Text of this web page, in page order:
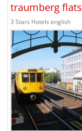
traumberg flats
3 Stars Hotels english